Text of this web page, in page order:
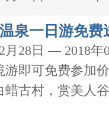
泉一日游免费
月28日 — 2018年
游即可免费参加
古村，赏美人